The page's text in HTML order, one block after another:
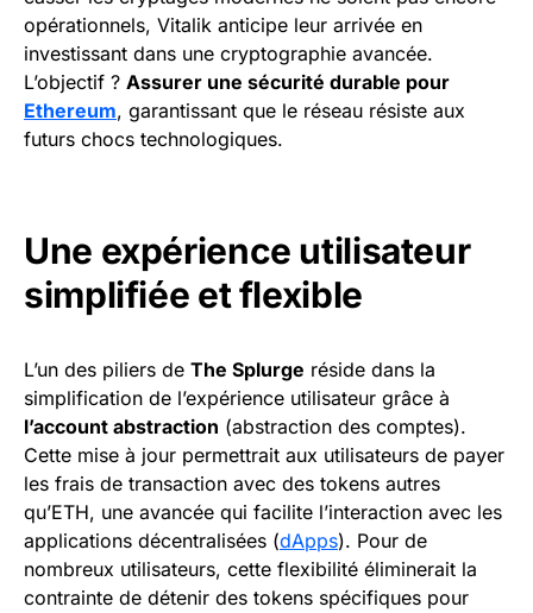
opérationnels, Vitalik anticipe leur arrivée en
investissant dans une cryptographie avancée.
L’objectif ? Assurer une sécurité durable pour
Ethereum, garantissant que le réseau résiste aux
futurs chocs technologiques.
Une expérience utilisateur
simplifiée et flexible
L’un des piliers de The Splurge réside dans la
simplification de l’expérience utilisateur grâce à
l’account abstraction (abstraction des comptes).
Cette mise à jour permettrait aux utilisateurs de payer
les frais de transaction avec des tokens autres
qu’ETH, une avancée qui facilite l’interaction avec les
applications décentralisées (dApps). Pour de
nombreux utilisateurs, cette flexibilité éliminerait la
contrainte de détenir des tokens spécifiques pour